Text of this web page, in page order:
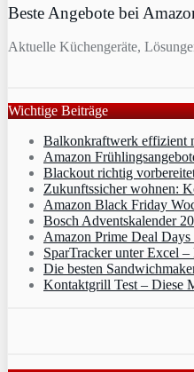
Beste Angebote bei
Aktuelle Küchengeräte,
Wichtige Beiträge
Balkonkraftwerk effizient
Amazon
Blackout richtig
Zukunftssicher wohnen:
Amazon Black Friday
Bosch Adventskalender
Amazon Prime Deal
SparTracker unter Excel
Die besten
Kontaktgrill Test – Diese